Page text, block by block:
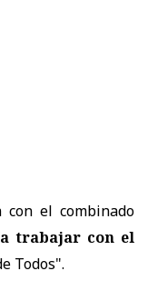
con el combinado
trabajar con el
Todos".